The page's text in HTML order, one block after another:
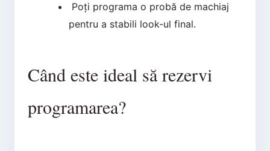
Poți programa o probă de machiaj
pentru a stabili look-ul final.
Când este ideal să rezervi
programarea?